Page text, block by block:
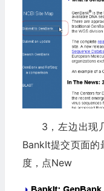
3，左边出现
BankIt提交页面的
度，点New